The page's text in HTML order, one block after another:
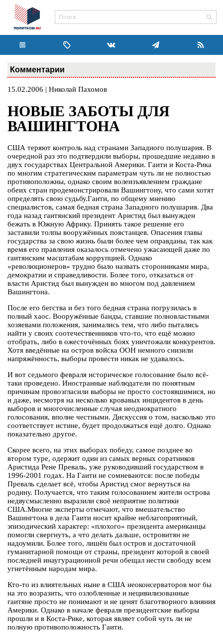
Комментарии
15.02.2006 | Николай Пахомов
НОВЫЕ ЗАБОТЫ ДЛЯ
ВАШИНГТОНА
США теряют контроль над странами Западного полушария. В
очередной раз это подтвердили выборы, прошедшие недавно в
двух государствах Центральной Америки. Гаити и Коста-Рика
по многим стратегическим параметрам чуть ли не полностью
противоположны, однако своим волеизъявлением граждане
обеих стран продемонстрировали Вашингтону, что сами хотят
определять свою судьбу.Гаити, по общему мнению
специалистов, самая бедная страна Западного полушария. Два
года назад гаитянский президент Аристид был вынужден
бежать в Южную Африку. Принять такое решение его
заставили толпы вооружённых повстанцев. Опасения главы
государства за свою жизнь были более чем оправданы, так как
время его правления оказалось отмечено ужасающей даже по
гаитянским масштабам коррупцией. Однако
«революционеров» трудно было назвать сторонниками мира,
демократии и справедливости. Более того, отказаться от
власти Аристид был вынужден во многом под давлением
Вашингтона.
После его бегства и без того бедная страна погрузилась в
полный хаос. Вооружённые банды, ставшие полновластными
хозяевами положения, занимались тем, что либо пытались
найти у своих соотечественников что-то, что ещё можно
отобрать, либо в ожесточённых боях уничтожали конкурентов.
Хотя введённые на остров войска ООН немного снизили
напряжённость, выборы провести никак не удавалось.
И вот седьмого февраля историческое голосование было всё-
таки проведено. Иностранные наблюдатели по понятным
причинам провозгласили выборы не просто состоявшимися, но
и даже, несмотря на несколько кровавых инцидентов в день
выборов и многочисленные случая неоднократного
голосования, вполне честными. Дискуссия о том, насколько это
соответствует истине, будет продолжаться ещё долго. Однако
показательно другое.
Скорее всего, на этих выборах победу, самое позднее во
втором туре, одержит один из самых верных соратников
Аристида Рене Преваль, уже руководивший государством в
1996-2001 годах. На Гаити не сомневаются: после победы
Преваль сделает всё, чтобы Аристид смог вернуться на
родину. Получается, что таким голосованием жители острова
недвусмысленно выразили своё неприятие политики
США.Многие эксперты отмечают, что вмешательство
Вашингтона в дела Гаити носит крайне неблагоприятный,
эпизодический характер: «плохого» президента американцы
помогли свергнуть, а что делать дальше, островитян не
надоумили. Более того, лишён был остров и достаточной
гуманитарной помощи от страны, президент которой в своей
последней инаугурационной речи обещал нести свободу всем
угнетённым народам мира.
Кто-то из влиятельных ныне в США неоконсерваторов мог бы
на это возразить, что озлобленные и нецивилизованные
гаитяне просто не понимают и не ценят благотворного влияния
Америки. Однако в начале февраля президентские выборы
прошли и в Коста-Рике, которая являет собой чуть ли не
полную противоположность Гаити.